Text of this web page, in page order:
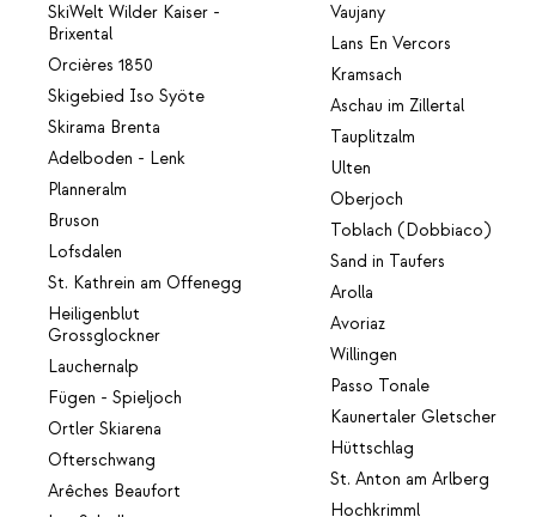
SkiWelt Wilder Kaiser -
Brixental
Orcières 1850
Skigebied Iso Syöte
Skirama Brenta
Adelboden - Lenk
Planneralm
Bruson
Lofsdalen
St. Kathrein am Offenegg
Heiligenblut
Grossglockner
Lauchernalp
Fügen - Spieljoch
Ortler Skiarena
Ofterschwang
Arêches Beaufort
Vaujany
Lans En Vercors
Kramsach
Aschau im Zillertal
Tauplitzalm
Ulten
Oberjoch
Toblach (Dobbiaco)
Sand in Taufers
Arolla
Avoriaz
Willingen
Passo Tonale
Kaunertaler Gletscher
Hüttschlag
St. Anton am Arlberg
Hochkrimml